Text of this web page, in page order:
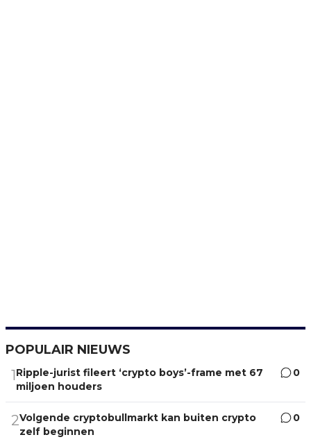
POPULAIR NIEUWS
1Ripple-jurist fileert ‘crypto boys’-frame met 67
miljoen houders
0
2Volgende cryptobullmarkt kan buiten crypto
zelf beginnen
0